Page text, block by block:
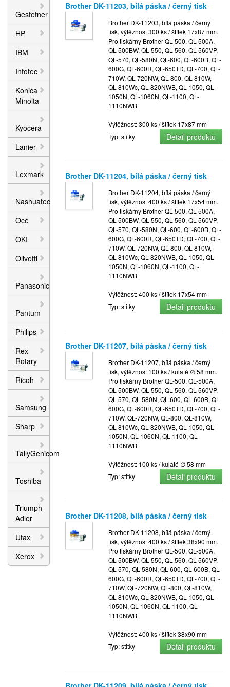
Gestetner
HP
IBM
Infotec
Konica
Minolta
Kyocera
Lanier
Lexmark
Nashuatec
Océ
OKI
Olivetti
Panasonic
Pantum
Philips
Rex
Rotary
Ricoh
Samsung
Sharp
TallyGenicom
Toshiba
Triumph
Adler
Utax
Xerox
Brother DK-11203, bílá páska / černý tisk
Brother DK-11203, bílá páska / černý
tisk, výtěžnost 300 ks / štítek 17x87 mm.
Pro tiskárny Brother QL-500, QL-500A,
QL-500BW, QL-550, QL-560, QL-560VP,
QL-570, QL-580N, QL-600, QL-600B, QL-
600G, QL-600R, QL-650TD, QL-700, QL-
710W, QL-720NW, QL-800, QL-810W,
QL-810Wc, QL-820NWB, QL-1050, QL-
1050N, QL-1060N, QL-1100, QL-
1110NWB
Výtěžnost: 300 ks / štítek 17x87 mm
Typ: stitky
Detail produktu
Brother DK-11204, bílá páska / černý tisk
Brother DK-11204, bílá páska / černý
tisk, výtěžnost 400 ks / štítek 17x54 mm.
Pro tiskárny Brother QL-500, QL-500A,
QL-500BW, QL-550, QL-560, QL-560VP,
QL-570, QL-580N, QL-600, QL-600B, QL-
600G, QL-600R, QL-650TD, QL-700, QL-
710W, QL-720NW, QL-800, QL-810W,
QL-810Wc, QL-820NWB, QL-1050, QL-
1050N, QL-1060N, QL-1100, QL-
1110NWB
Výtěžnost: 400 ks / štítek 17x54 mm
Typ: stitky
Detail produktu
Brother DK-11207, bílá páska / černý tisk
Brother DK-11207, bílá páska / černý
tisk, výtěžnost 100 ks / kulaté ∅ 58 mm.
Pro tiskárny Brother QL-500, QL-500A,
QL-500BW, QL-550, QL-560, QL-560VP,
QL-570, QL-580N, QL-600, QL-600B, QL-
600G, QL-600R, QL-650TD, QL-700, QL-
710W, QL-720NW, QL-800, QL-810W,
QL-810Wc, QL-820NWB, QL-1050, QL-
1050N, QL-1060N, QL-1100, QL-
1110NWB
Výtěžnost: 100 ks / kulaté ∅ 58 mm
Typ: stitky
Detail produktu
Brother DK-11208, bílá páska / černý tisk
Brother DK-11208, bílá páska / černý
tisk, výtěžnost 400 ks / štítek 38x90 mm.
Pro tiskárny Brother QL-500, QL-500A,
QL-500BW, QL-550, QL-560, QL-560VP,
QL-570, QL-580N, QL-600, QL-600B, QL-
600G, QL-600R, QL-650TD, QL-700, QL-
710W, QL-720NW, QL-800, QL-810W,
QL-810Wc, QL-820NWB, QL-1050, QL-
1050N, QL-1060N, QL-1100, QL-
1110NWB
Výtěžnost: 400 ks / štítek 38x90 mm
Typ: stitky
Detail produktu